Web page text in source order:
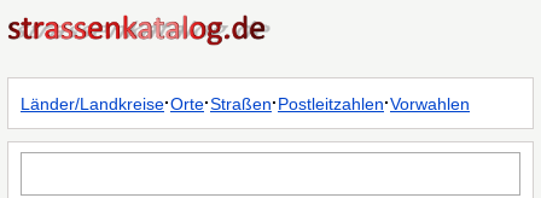
Länder/Landkreise·Orte·Straßen·Postleitzahlen·Vorwahlen